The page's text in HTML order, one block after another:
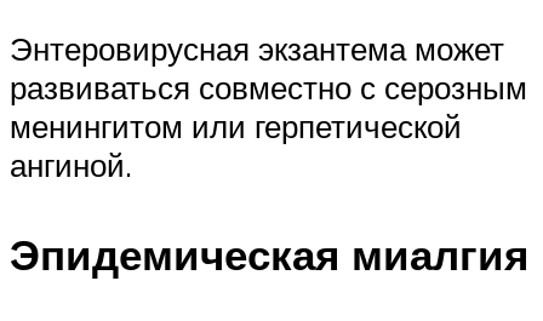
Энтеровирусная экзантема может
развиваться совместно с серозным
менингитом или герпетической
ангиной.
Эпидемическая миалгия